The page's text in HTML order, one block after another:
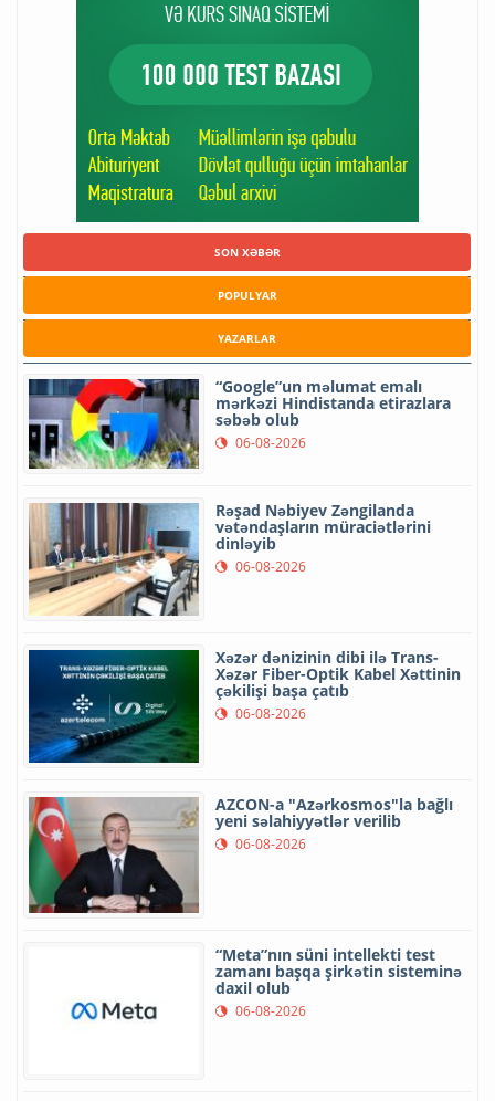
SON XƏBƏR
POPULYAR
YAZARLAR
“Google”un məlumat emalı
mərkəzi Hindistanda etirazlara
səbəb olub
06-08-2026
Rəşad Nəbiyev Zəngilanda
vətəndaşların müraciətlərini
dinləyib
06-08-2026
Xəzər dənizinin dibi ilə Trans-
Xəzər Fiber-Optik Kabel Xəttinin
çəkilişi başa çatıb
06-08-2026
AZCON-a "Azərkosmos"la bağlı
yeni səlahiyyətlər verilib
06-08-2026
“Meta”nın süni intellekti test
zamanı başqa şirkətin sisteminə
daxil olub
06-08-2026